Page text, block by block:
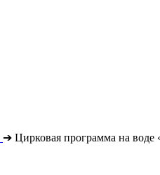
➔ Цирковая программа на